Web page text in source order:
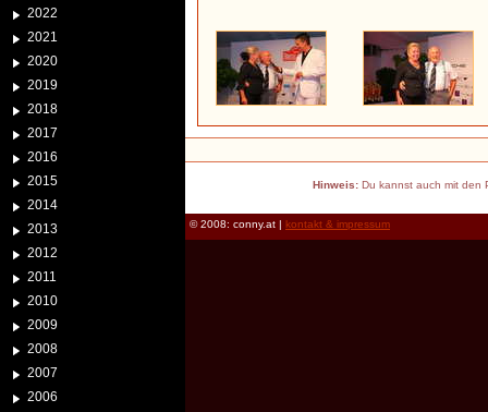
2022
2021
2020
2019
2018
2017
2016
2015
2014
2013
2012
2011
2010
2009
2008
2007
2006
Hinweis:Du kannst auch mit den
© 2008: conny.at | kontakt & impressum